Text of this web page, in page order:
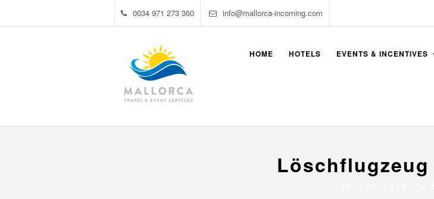
0034 971 273 360 info@mallorca-incoming.com
HOME HOTELS EVENTS & INCENTIVES